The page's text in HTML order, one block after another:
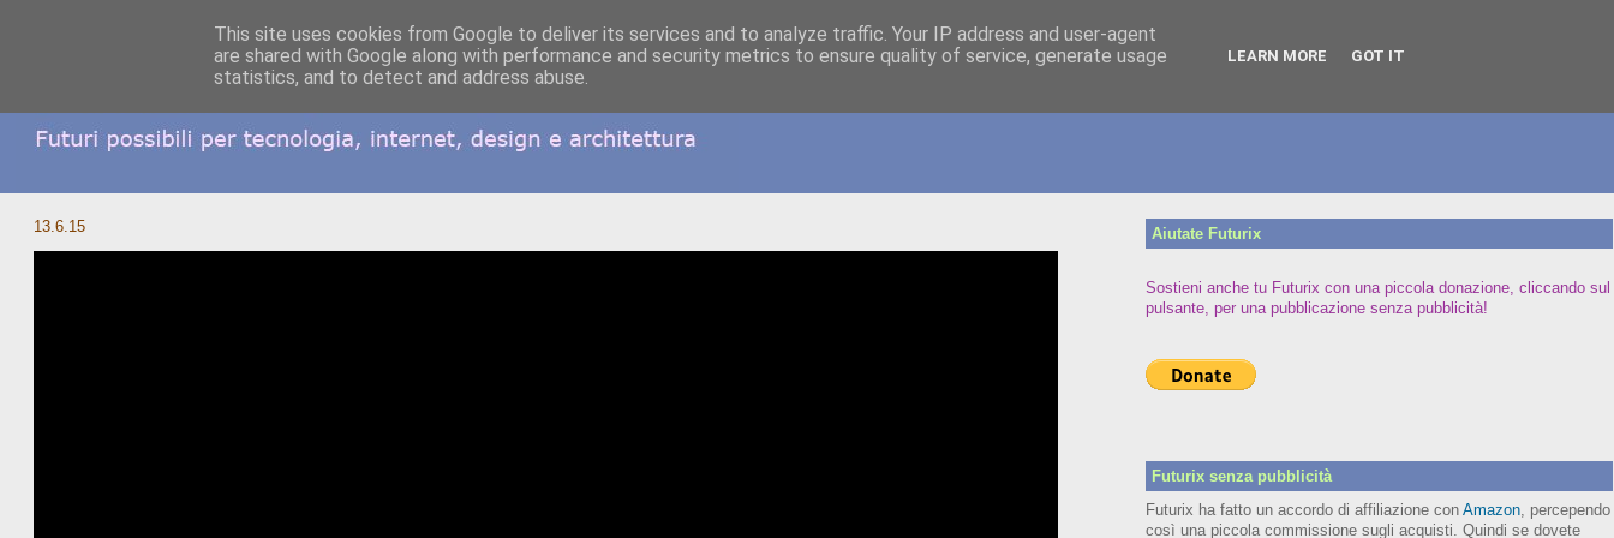
13.6.15 Aiutate Futurix
Sostieni anche tu Futurix con una piccola donazione, cliccando sul
pulsante, per una pubblicazione senza pubblicità!
Futurix senza pubblicità
Futurix ha fatto un accordo di affiliazione con Amazon, percependo
così una piccola commissione sugli acquisti. Quindi se dovete
This site uses cookies from Google to deliver its services and to analyze traffic. Your IP address and user-agent
are shared with Google along with performance and security metrics to ensure quality of service, generate usage
statistics, and to detect and address abuse.
LEARN MORE GOT IT